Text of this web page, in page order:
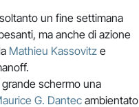
un fine settimana
ma anche di azione
Mathieu Kassovitz e
schermo una
G. Dantec ambientato